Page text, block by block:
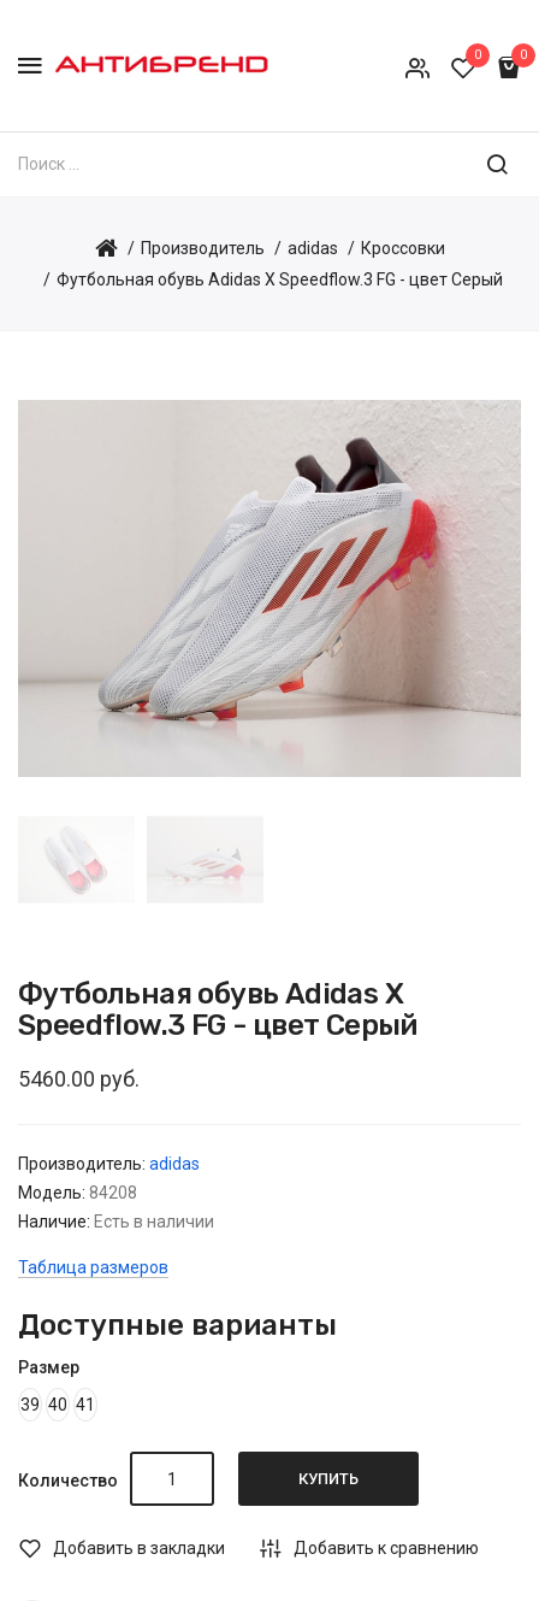
0 0
Производитель adidas
Кроссовки
Футбольная обувь Adidas X Speedflow.3 FG - цвет Серый
Футбольная обувь Adidas X
Speedflow.3 FG - цвет Серый
5460.00 руб.
Производитель: adidas
Модель: 84208
Наличие: Есть в наличии
Таблица размеров
Доступные варианты
Размер
39 40 41
Количество КУПИТЬ
Добавить в закладки Добавить к сравнению